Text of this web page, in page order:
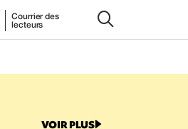
Courrier des
lecteurs
VOIR PLUS